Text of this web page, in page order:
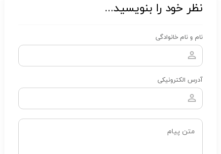
نظر خود را بنویسید...
نام و نام خانوادگی
آدرس الکترونیکی